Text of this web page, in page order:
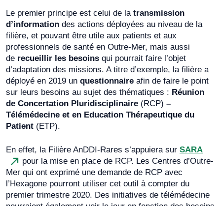
Le premier principe est celui de latransmission
d’information des actions déployées au niveau de la
filière, et pouvant être utile aux patients et aux
professionnels de santé en Outre-Mer, mais aussi
de recueillir les besoins qui pourrait faire l’objet
d’adaptation des missions. A titre d’exemple, la filière a
déployé en 2019 un questionnaire afin de faire le point
sur leurs besoins au sujet des thématiques : Réunion
de Concertation Pluridisciplinaire (RCP) –
Télémédecine et en Education Thérapeutique du
Patient (ETP).
En effet, la Filière AnDDI-Rares s’appuiera sur SARA
pour la mise en place de RCP. Les Centres d’Outre-
Mer qui ont exprimé une demande de RCP avec
l’Hexagone pourront utiliser cet outil à compter du
premier trimestre 2020. Des initiatives de télémédecine